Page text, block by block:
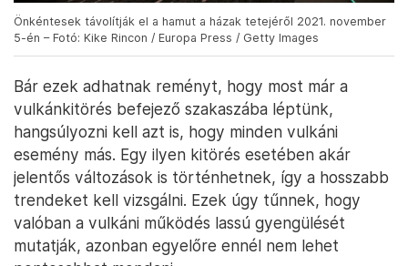
Önkéntesek távolítják el a hamut a házak tetejéről 2021. november
5-én – Fotó: Kike Rincon / Europa Press / Getty Images
Bár ezek adhatnak reményt, hogy most már a
vulkánkitörés befejező szakaszába léptünk,
hangsúlyozni kell azt is, hogy minden vulkáni
esemény más. Egy ilyen kitörés esetében akár
jelentős változások is történhetnek, így a hosszabb
trendeket kell vizsgálni. Ezek úgy tűnnek, hogy
valóban a vulkáni működés lassú gyengülését
mutatják, azonban egyelőre ennél nem lehet